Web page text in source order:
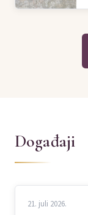
Događaji
21. juli 2026.